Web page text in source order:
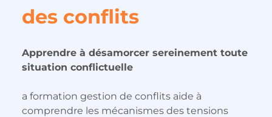
des conflits
Apprendre à désamorcer sereinement toute
situation conflictuelle
a formation gestion de conflits aide à
comprendre les mécanismes des tensions